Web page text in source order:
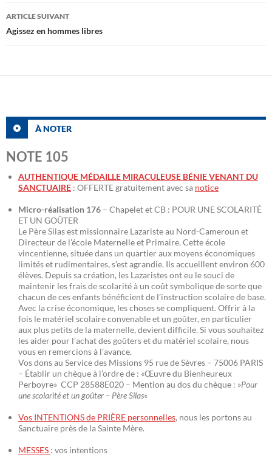
articles
ARTICLE SUIVANT
Agissez en hommes libres
À NOTER
NOTE 105
AUTHENTIQUE MÉDAILLE MIRACULEUSE BÉNIE VENANT DU
SANCTUAIRE : OFFERTE gratuitement avec sa notice
Micro-réalisation 176 – Chapelet et CB : POUR UNE SCOLARITÉ
ET UN GOÛTER
Le Père Silas est missionnaire Lazariste au Nord-Cameroun et
Directeur de l’école Maternelle et Primaire. Cette école
vincentienne, située dans un quartier aux moyens économiques
limités et rudimentaires, s’est agrandie. Ils accueillent environ 600
élèves. Depuis sa création, les Lazaristes ont eu le souci de
maintenir les frais de scolarité à un coût symbolique de sorte que
chacun de ces enfants bénéficient de l’instruction scolaire de base.
Avec la crise économique, les choses se compliquent. Offrir à la
fois le matériel scolaire convenable et un goûter, en particulier
aux plus petits de la maternelle, devient difficile. Si vous souhaitez
les aider pour l’achat des goûters et du matériel scolaire, nous
vous en remercions à l’avance.
Vos dons au Service des Missions 95 rue de Sèvres – 75006 PARIS
– Établir un chèque à l’ordre de : «Œuvre du Bienheureux
Perboyre» CCP 28588E020 – Mention au dos du chèque : »Pour
une scolarité et un goûter – Père Silas«
Vos INTENTIONS de PRIÈRE personnelles, nous les portons au
Sanctuaire près de la Sainte Mère.
MESSES : vos intentions